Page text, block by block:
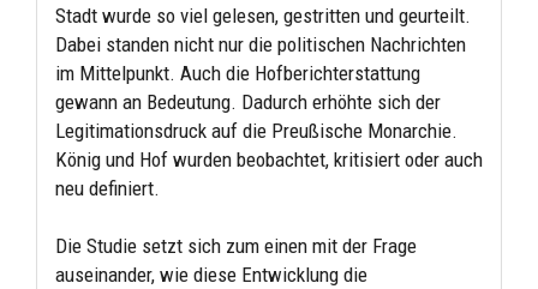
Stadt wurde so viel gelesen, gestritten und geurteilt.
Dabei standen nicht nur die politischen Nachrichten
im Mittelpunkt. Auch die Hofberichterstattung
gewann an Bedeutung. Dadurch erhöhte sich der
Legitimationsdruck auf die Preußische Monarchie.
König und Hof wurden beobachtet, kritisiert oder auch
neu definiert.
Die Studie setzt sich zum einen mit der Frage
auseinander, wie diese Entwicklung die